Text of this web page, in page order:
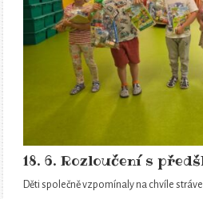
18. 6. Rozloučení s
Děti společně vzpomínaly na chvíle